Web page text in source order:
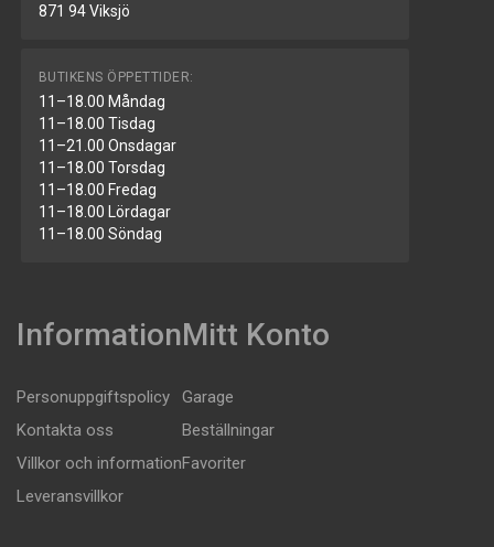
871 94 Viksjö
BUTIKENS ÖPPETTIDER:
11–18.00 Måndag
11–18.00 Tisdag
11–21.00 Onsdagar
11–18.00 Torsdag
11–18.00 Fredag
11–18.00 Lördagar
11–18.00 Söndag
Information
Personuppgiftspolicy
Kontakta oss
Villkor och information
Leveransvillkor
Mitt Konto
Garage
Beställningar
Favoriter